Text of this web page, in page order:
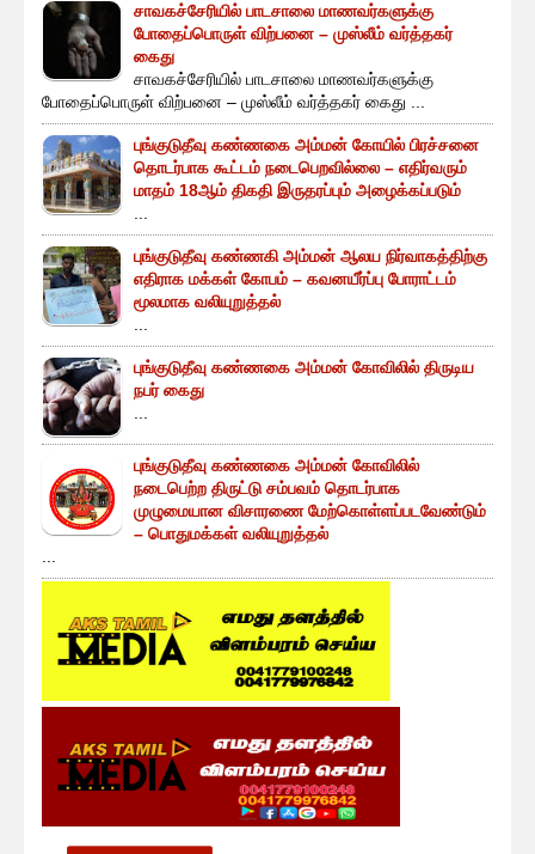
சாவகச்சேரியில் பாடசாலை மாணவர்களுக்கு
போதைப்பொருள் விற்பனை – முஸ்லீம் வர்த்தகர்
கைது
சாவகச்சேரியில் பாடசாலை மாணவர்களுக்கு
போதைப்பொருள் விற்பனை – முஸ்லீம் வர்த்தகர் கைது ...
புங்குடுதீவு கண்ணகை அம்மன் கோயில் பிரச்சனை
தொடர்பாக கூட்டம் நடைபெறவில்லை – எதிர்வரும்
மாதம் 18ஆம் திகதி இருதரப்பும் அழைக்கப்படும்
...
புங்குடுதீவு கண்ணகி அம்மன் ஆலய நிர்வாகத்திற்கு
எதிராக மக்கள் கோபம் – கவனயீர்ப்பு போராட்டம்
மூலமாக வலியுறுத்தல்
...
புங்குடுதீவு கண்ணகை அம்மன் கோவிலில் திருடிய
நபர் கைது
...
புங்குடுதீவு கண்ணகை அம்மன் கோவிலில்
நடைபெற்ற திருட்டு சம்பவம் தொடர்பாக
முழுமையான விசாரணை மேற்கொள்ளப்படவேண்டும்
– பொதுமக்கள் வலியுறுத்தல்
...